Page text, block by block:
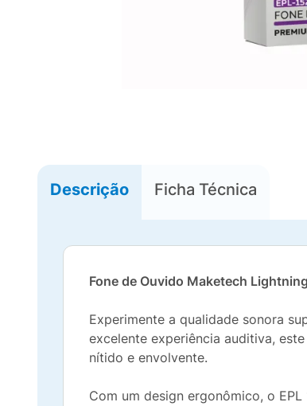
Descrição Ficha Técnica
Fone de Ouvido Maketech
Experimente a qualidade sonora
excelente experiência auditiva,
nítido e envolvente.
Com um design ergonômico, o